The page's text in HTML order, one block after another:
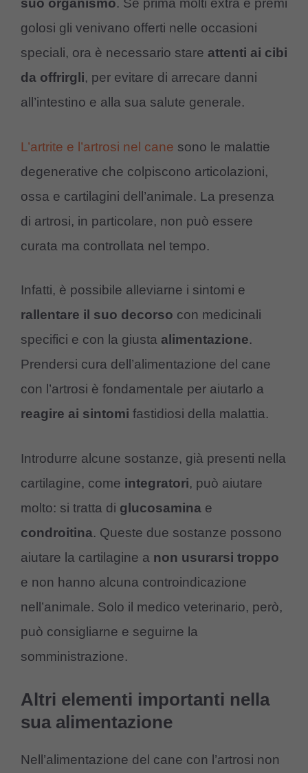
suo organismo. Se prima molti extra e premi
golosi gli venivano offerti nelle occasioni
speciali, ora è necessario stare attenti ai cibi
da offrirgli, per evitare di arrecare danni
all’intestino e alla sua salute generale.
L’artrite e l’artrosi nel cane sono le malattie
degenerative che colpiscono articolazioni,
ossa e cartilagini dell’animale. La presenza
di artrosi, in particolare, non può essere
curata ma controllata nel tempo.
Infatti, è possibile alleviarne i sintomi e
rallentare il suo decorso con medicinali
specifici e con la giusta alimentazione.
Prendersi cura dell’alimentazione del cane
con l’artrosi è fondamentale per aiutarlo a
reagire ai sintomi fastidiosi della malattia.
Introdurre alcune sostanze, già presenti nella
cartilagine, come integratori, può aiutare
molto: si tratta di glucosamina e
condroitina. Queste due sostanze possono
aiutare la cartilagine a non usurarsi troppo
e non hanno alcuna controindicazione
nell’animale. Solo il medico veterinario, però,
può consigliarne e seguirne la
somministrazione.
Altri elementi importanti nella
sua alimentazione
Nell’alimentazione del cane con l’artrosi non